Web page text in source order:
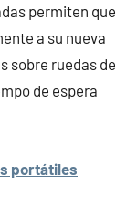
permiten que
a su nueva
sobre ruedas de
de espera
portátiles